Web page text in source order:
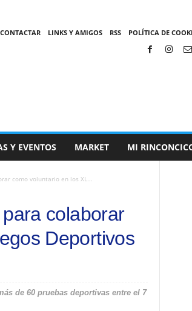
CONTACTAR LINKS Y AMIGOS RSS POLÍTICA DE
Y EVENTOS MARKET MI
como voluntario en los XL...
colaborar
Deportivos
de 60 pruebas deportivas entre el 7